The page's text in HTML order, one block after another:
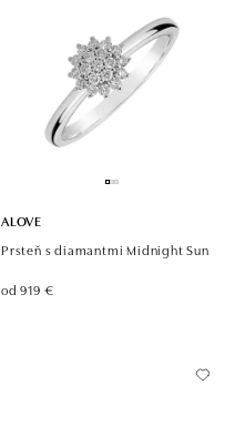
ALOVE
Prsteň s diamantmi Midnight Sun
od 919 €